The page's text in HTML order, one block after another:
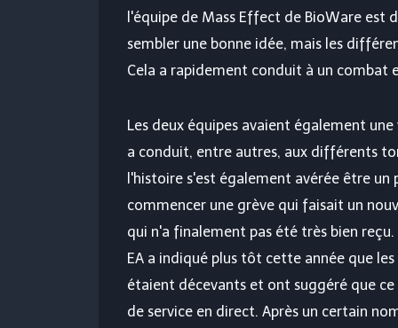
l'équipe de Mass Effect de BioWare est
sembler une bonne idée, mais les
Cela a rapidement conduit à un combat
Les deux équipes avaient également
a conduit, entre autres, aux différents
l'histoire s'est également avérée être
commencer une grève qui faisait un
qui n'a finalement pas été très bien reçu.
EA a indiqué plus tôt cette année que
étaient décevants et ont suggéré que
de service en direct. Après un certain